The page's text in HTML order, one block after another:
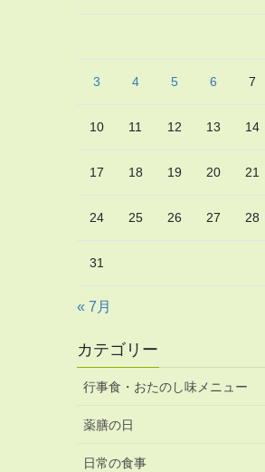
3 4 5 6 7
10 11 12 13 14
17 18 19 20 21
24 25 26 27 28
31
« 7月
カテゴリー
行事食・おたのし味メニュー
薬膳の日
日常の食事